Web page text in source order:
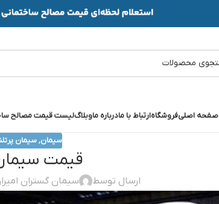
صفحه اصلیفروشگاهارتباط با مادرباره ماوبلاگلیست قیمت مصالح
سیمان,سیمان
قيمت
ارسال توسط سیمان گستران